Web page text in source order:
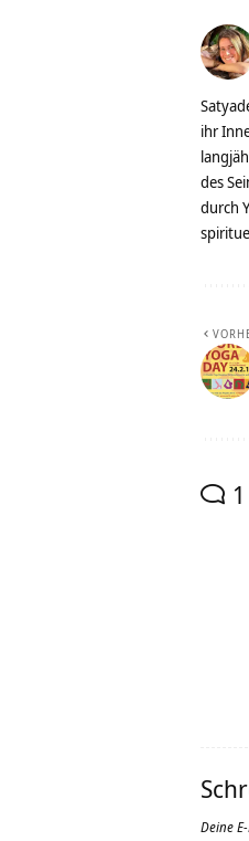
ihr
des
durch
Deine